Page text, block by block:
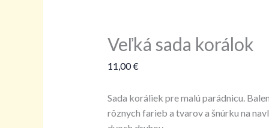
Veľká sada korálok
11,00€
Sada koráliek pre malú parádnicu.
rôznych farieb a tvarov a šnúrku na